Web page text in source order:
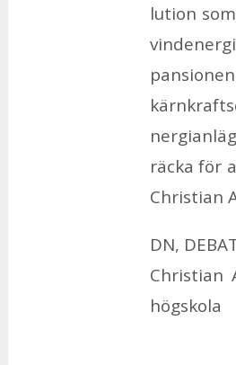
lu­tion
räc­ka för
Christi­an
DN,
Christi­an
hög­sko­la